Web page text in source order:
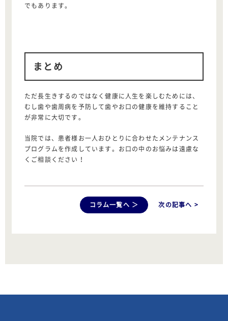
でもあります。
まとめ
ただ長生きするのではなく健康に人生を楽しむためには、
むし歯や歯周病を予防して歯やお口の健康を維持すること
が非常に大切です。
当院では、患者様お一人おひとりに合わせたメンテナンス
プログラムを作成しています。お口の中のお悩みは遠慮な
くご相談ください！
コラム一覧へ ＞ 次の記事へ >